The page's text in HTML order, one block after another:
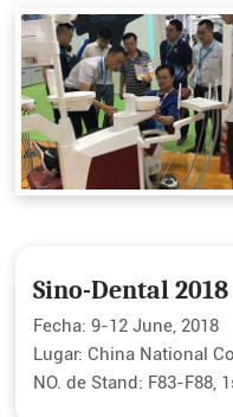
Sino-Dental 2018
Fecha: 9-12 June, 2018
Lugar: China National
NO. de Stand: F83-F88,